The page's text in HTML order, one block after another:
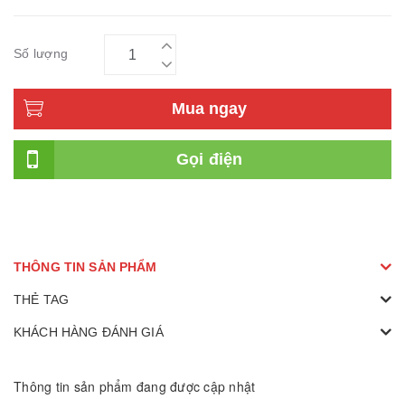
Số lượng
Mua ngay
Gọi điện
THÔNG TIN SẢN PHẨM
THẺ TAG
KHÁCH HÀNG ĐÁNH GIÁ
Thông tin sản phẩm đang được cập nhật